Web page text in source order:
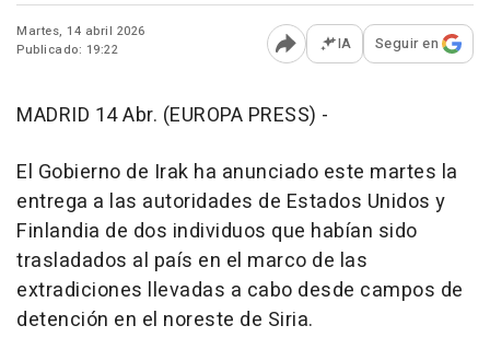
Martes, 14 abril 2026
Publicado: 19:22
Abrir opciones para
IA Seguir en
MADRID 14 Abr. (EUROPA PRESS) -
El Gobierno de Irak ha anunciado este martes la
entrega a las autoridades de Estados Unidos y
Finlandia de dos individuos que habían sido
trasladados al país en el marco de las
extradiciones llevadas a cabo desde campos de
detención en el noreste de Siria.